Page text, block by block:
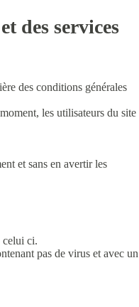
des services
des conditions générales
les utilisateurs du site
et sans en avertir les
celui ci.
pas de virus et avec un